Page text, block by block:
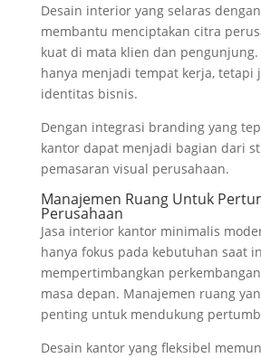
Desain interior yang selaras
membantu menciptakan citra
kuat di mata klien dan
hanya menjadi tempat kerja, tetapi
identitas bisnis.
Dengan integrasi branding yang
kantor dapat menjadi bagian dari
pemasaran visual perusahaan.
Manajemen Ruang Untuk
Perusahaan
Jasa interior kantor minimalis
hanya fokus pada kebutuhan saat
mempertimbangkan
masa depan. Manajemen ruang
penting untuk mendukung
Desain kantor yang fleksibel